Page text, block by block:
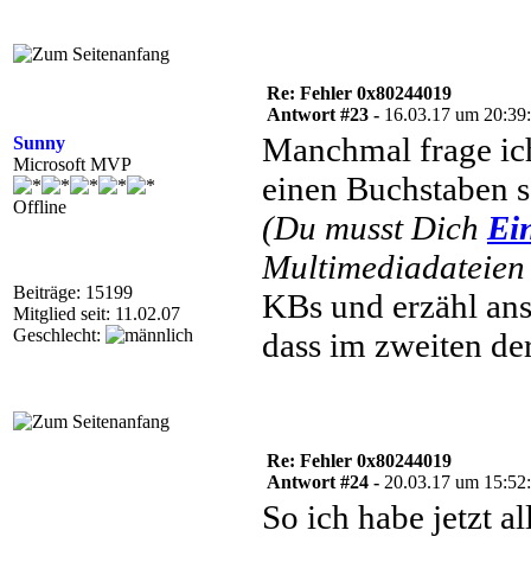
Sunny
Microsoft MVP
Offline
Beiträge: 15199
Mitglied seit: 11.02.07
Geschlecht:
Re: Fehler 0x80244019
Antwort #23 - 16.03.17 um
Manchmal frage
einen Buchstaben
(Du musst Dich
KBs und erzähl
dass im zweiten
Re: Fehler 0x80244019
Antwort #24 - 20.03.17 um
So ich habe jetzt